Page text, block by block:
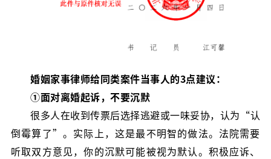
婚姻家事律师给同类案件当事人的3点建议：
①面对离婚起诉，不要沉默
很多人在收到传票后选择逃避或一味妥协，认为“认
倒霉算了”。实际上，这是最不明智的做法。法院需要
听取双方意见，你的沉默可能被视为默认。积极应诉、